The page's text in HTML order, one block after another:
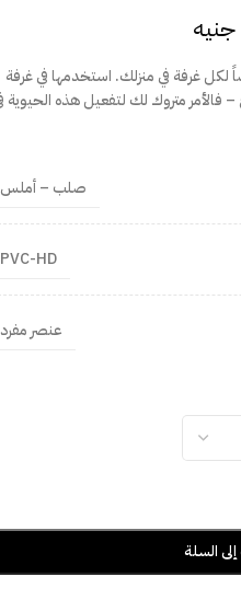
جنيه
لكل غرفة في منزلك. استخدمها في غرفة
فالأمر متروك لك لتفعيل هذه الحيوية
صلب – أملس
PVC-HD
عنصر مفرد
السلة